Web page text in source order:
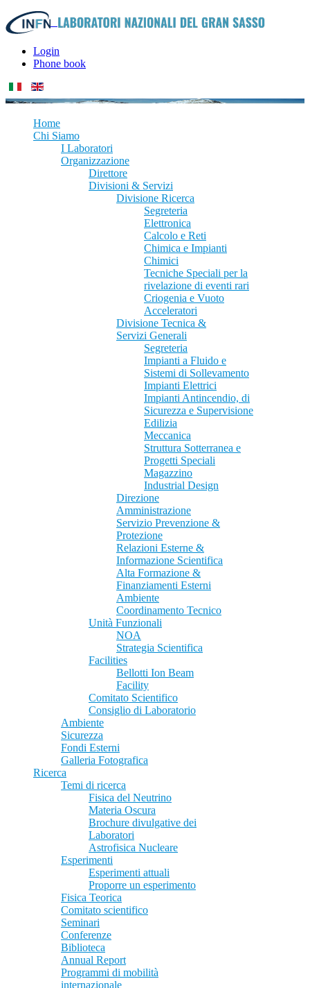
Login
Phone book
Home
Chi Siamo
I Laboratori
Organizzazione
Direttore
Divisioni & Servizi
Divisione Ricerca
Segreteria
Elettronica
Calcolo e Reti
Chimica e Impianti
Chimici
Tecniche Speciali per la
rivelazione di eventi rari
Criogenia e Vuoto
Acceleratori
Divisione Tecnica &
Servizi Generali
Segreteria
Impianti a Fluido e
Sistemi di Sollevamento
Impianti Elettrici
Impianti Antincendio, di
Sicurezza e Supervisione
Edilizia
Meccanica
Struttura Sotterranea e
Progetti Speciali
Magazzino
Industrial Design
Direzione
Amministrazione
Servizio Prevenzione &
Protezione
Relazioni Esterne &
Informazione Scientifica
Alta Formazione &
Finanziamenti Esterni
Ambiente
Coordinamento Tecnico
Unità Funzionali
NOA
Strategia Scientifica
Facilities
Bellotti Ion Beam
Facility
Comitato Scientifico
Consiglio di Laboratorio
Ambiente
Sicurezza
Fondi Esterni
Galleria Fotografica
Ricerca
Temi di ricerca
Fisica del Neutrino
Materia Oscura
Brochure divulgative dei
Laboratori
Astrofisica Nucleare
Esperimenti
Esperimenti attuali
Proporre un esperimento
Fisica Teorica
Comitato scientifico
Seminari
Conferenze
Biblioteca
Annual Report
Programmi di mobilità
internazionale